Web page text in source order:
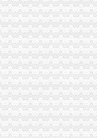
_梵净月_新浪博客
改造、办公配套及游客接
盛园林（）_公
游自由行,个人旅游签
分析-北京乐居
！肿么办！【重庆建
人民网江苏视窗--人民网
态录-新华网